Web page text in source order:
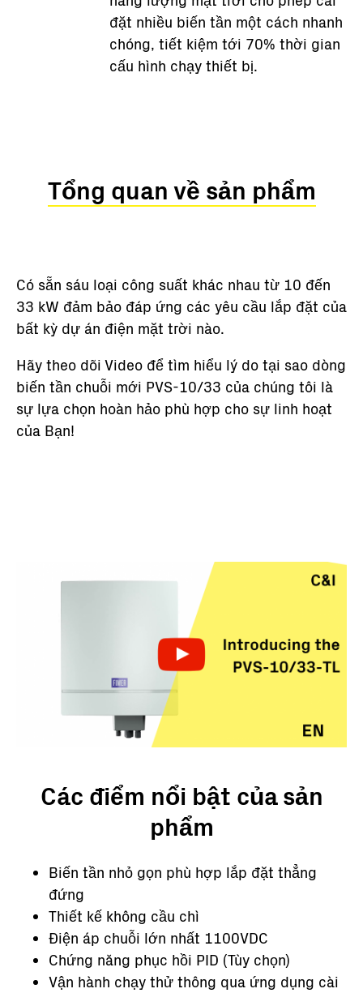
đặt nhiều biến tần một cách nhanh
chóng, tiết kiệm tới 70% thời gian
cấu hình chạy thiết bị.
Tổng quan về sản phẩm
Có sẵn sáu loại công suất khác nhau từ 10 đến
33 kW đảm bảo đáp ứng các yêu cầu lắp đặt của
bất kỳ dự án điện mặt trời nào.
Hãy theo dõi Video để tìm hiểu lý do tại sao dòng
biến tần chuỗi mới PVS-10/33 của chúng tôi là
sự lựa chọn hoàn hảo phù hợp cho sự linh hoạt
của Bạn!
Các điểm nổi bật của sản
phẩm
Biến tần nhỏ gọn phù hợp lắp đặt thẳng
đứng
Thiết kế không cầu chì
Điện áp chuỗi lớn nhất 1100VDC
Chứng năng phục hồi PID (Tùy chọn)
Vận hành chạy thử thông qua ứng dụng cài